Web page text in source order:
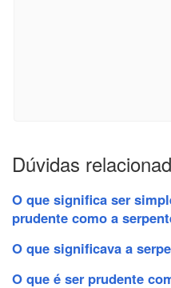
Dúvidas
O que significa ser
prudente como a
O que significava a
O que é ser prudente